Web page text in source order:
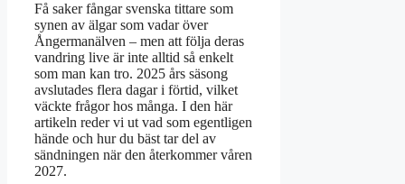
Få saker fångar svenska tittare som
synen av älgar som vadar över
Ångermanälven – men att följa deras
vandring live är inte alltid så enkelt
som man kan tro. 2025 års säsong
avslutades flera dagar i förtid, vilket
väckte frågor hos många. I den här
artikeln reder vi ut vad som egentligen
hände och hur du bäst tar del av
sändningen när den återkommer våren
2027.